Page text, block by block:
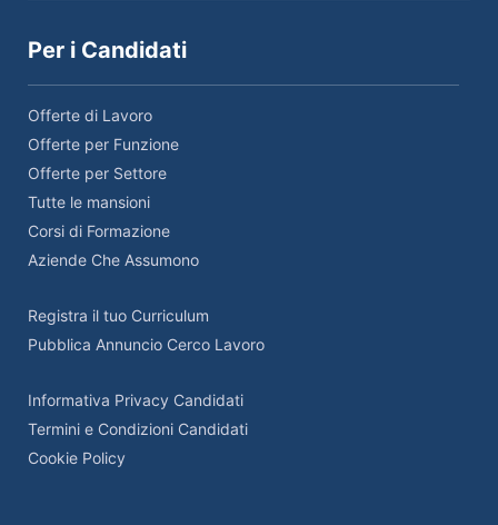
Per i Candidati
Offerte di Lavoro
Offerte per Funzione
Offerte per Settore
Tutte le mansioni
Corsi di Formazione
Aziende Che Assumono
Registra il tuo Curriculum
Pubblica Annuncio Cerco Lavoro
Informativa Privacy Candidati
Termini e Condizioni Candidati
Cookie Policy